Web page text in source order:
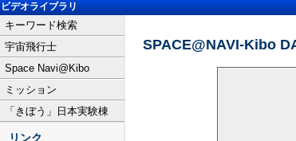
ビデオライブラリ
キーワード検索
宇宙飛行士
Space Navi@Kibo
ミッション
「きぼう」日本実験棟
リンク
SPACE@NAVI-Kibo